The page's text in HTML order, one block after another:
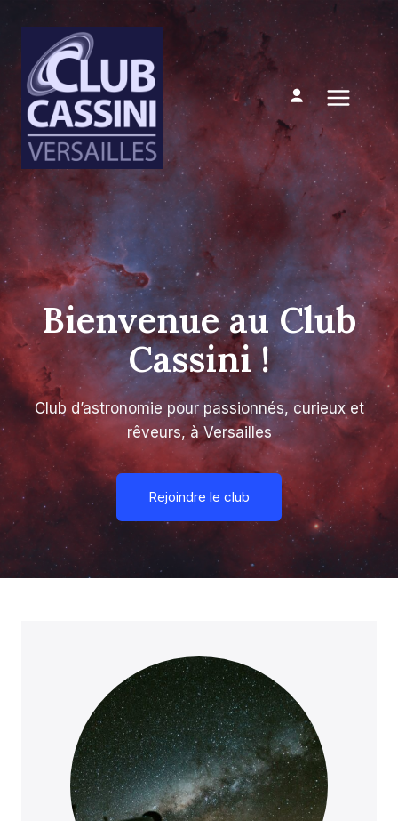
contenu
Mon compte
Bienvenue au Club
Cassini !
Club d’astronomie pour passionnés, curieux et
rêveurs, à Versailles
Rejoindre le club